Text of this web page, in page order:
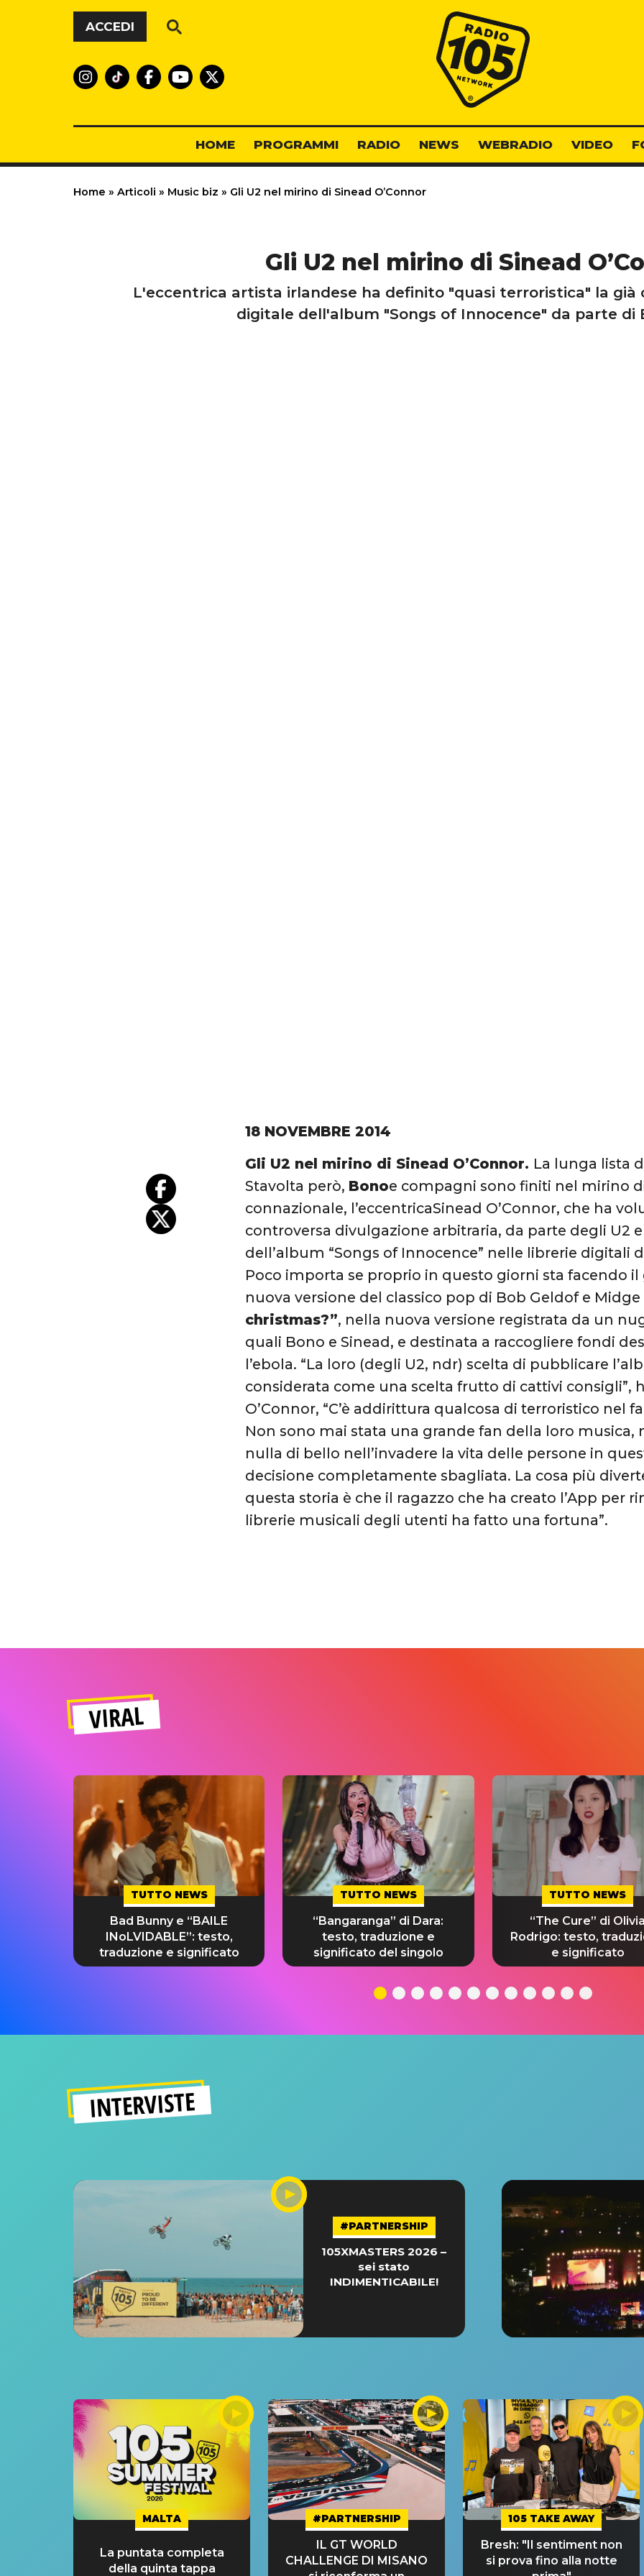
Vai al contenuto
ACCEDI
Radio 105
HOME PROGRAMMI RADIO NEWS WEBRADIO VIDEO
Home » Articoli » Music biz » Gli U2 nel mirino di Sinead O’Connor
Gli U2 nel mirino di Sinead
L'eccentrica artista irlandese ha definito "quasi terroristica" la già
digitale dell'album "Songs of Innocence" da parte di
18 NOVEMBRE 2014
Gli U2 nel mirino di Sinead O’Connor. La lunga lista
Stavolta però, Bonoe compagni sono finiti nel mirino
connazionale, l’eccentricaSinead O’Connor, che ha
controversa divulgazione arbitraria, da parte degli U2
dell’album “Songs of Innocence” nelle librerie digitali
Poco importa se proprio in questo giorni sta facendo
nuova versione del classico pop di Bob Geldof e Midge
christmas?”, nella nuova versione registrata da un
quali Bono e Sinead, e destinata a raccogliere fondi
l’ebola. “La loro (degli U2, ndr) scelta di pubblicare
considerata come una scelta frutto di cattivi consigli”,
O’Connor, “C’è addirittura qualcosa di terroristico nel
Non sono mai stata una grande fan della loro musica,
nulla di bello nell’invadere la vita delle persone in
decisione completamente sbagliata. La cosa più
questa storia è che il ragazzo che ha creato l’App per
librerie musicali degli utenti ha fatto una fortuna”.
VIRAL
TUTTO NEWS
Bad Bunny e “BAILE
INoLVIDABLE”: testo,
traduzione e significato
TUTTO NEWS
“Bangaranga” di Dara:
testo, traduzione e
significato del singolo
TUTTO NEWS
“The Cure” di Olivia
Rodrigo: testo,
e significato
INTERVISTE
#PARTNERSHIP
105XMASTERS 2026 –
sei stato
INDIMENTICABILE!
MALTA
La puntata completa
della quinta tappa
#PARTNERSHIP
IL GT WORLD
CHALLENGE DI MISANO
105 TAKE AWAY
Bresh: "Il sentiment non
si prova fino alla notte